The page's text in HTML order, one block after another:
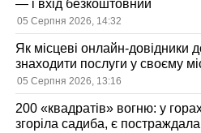
— і вхід безкоштовний
05 Серпня 2026, 14:32
Як місцеві онлайн-довідники
знаходити послуги у своєму
05 Серпня 2026, 13:16
200 «квадратів» вогню: у
згоріла садиба, є постраждала